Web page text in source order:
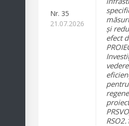
Nr. 35
21.07.2026
și
efect